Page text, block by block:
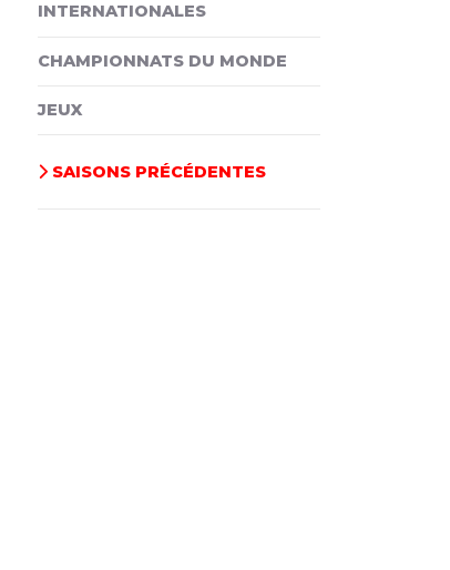
INTERNATIONALES
CHAMPIONNATS DU MONDE
JEUX
SAISONS PRÉCÉDENTES